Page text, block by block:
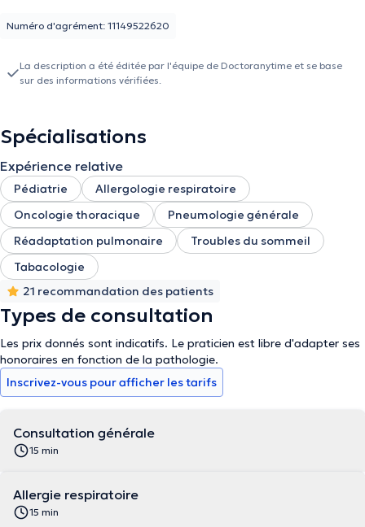
Numéro d'agrément: 11149522620
La description a été éditée par l'équipe de Doctoranytime et se base
sur des informations vérifiées.
Spécialisations
Expérience relative
Pédiatrie
Allergologie respiratoire
Oncologie thoracique
Pneumologie générale
Réadaptation pulmonaire
Troubles du sommeil
Tabacologie
21 recommandation des patients
Types de consultation
Les prix donnés sont indicatifs. Le praticien est libre d'adapter ses
honoraires en fonction de la pathologie.
Inscrivez-vous pour afficher les tarifs
Consultation générale
15 min
Allergie respiratoire
15 min